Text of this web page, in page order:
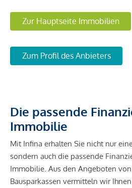
Zur Hauptseite Immobilien
Zum Profil des Anbieters
Die passende
Immobilie
Mit Infina erhalten Sie nicht nur
sondern auch die passende
Immobilie. Aus den Angeboten
Bausparkassen vermitteln wir